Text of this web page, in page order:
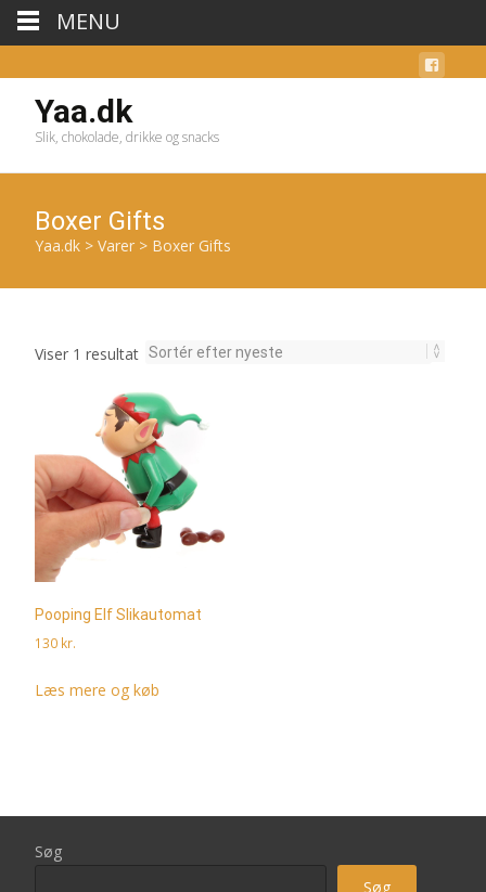
Yaa.dk
Slik, chokolade, drikke og snacks
Boxer Gifts
Yaa.dk > Varer > Boxer Gifts
Viser 1 resultat
Pooping Elf Slikautomat
130 kr.
Læs mere og køb
Søg
Søg
MENU